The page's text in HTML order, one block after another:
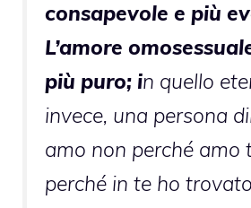
consapevole e più
L’amore
più puro; in quello
invece, una persona
amo non perché amo
perché in te ho